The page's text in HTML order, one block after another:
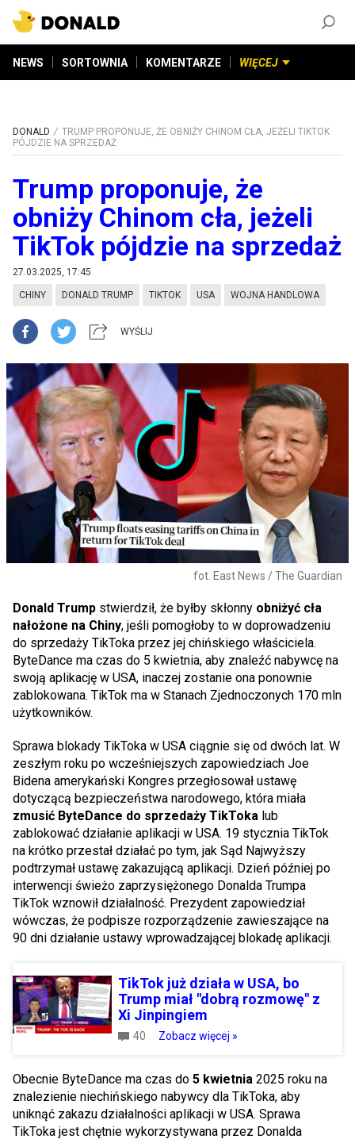
NEWS SORTOWNIA KOMENTARZE WIĘCEJ
DONALD
TRUMP PROPONUJE, ŻE OBNIŻY CHINOM CŁA, JEŻELI TIKTOK
PÓJDZIE NA SPRZEDAŻ
Trump proponuje, że
obniży Chinom cła, jeżeli
TikTok pójdzie na sprzedaż
27.03.2025, 17:45
CHINY DONALD TRUMP TIKTOK USA WOJNA HANDLOWA
WYŚLIJ
fot. East News / The Guardian
Donald Trump stwierdził, że byłby skłonny obniżyć cła
nałożone na Chiny, jeśli pomogłoby to w doprowadzeniu
do sprzedaży TikToka przez jej chińskiego właściciela.
ByteDance ma czas do 5 kwietnia, aby znaleźć nabywcę na
swoją aplikację w USA, inaczej zostanie ona ponownie
zablokowana. TikTok ma w Stanach Zjednoczonych 170 mln
użytkowników.
Sprawa blokady TikToka w USA ciągnie się od dwóch lat. W
zeszłym roku po wcześniejszych zapowiedziach Joe
Bidena amerykański Kongres przegłosował ustawę
dotyczącą bezpieczeństwa narodowego, która miała
zmusić ByteDance do sprzedaży TikToka lub
zablokować działanie aplikacji w USA. 19 stycznia TikTok
na krótko przestał działać po tym, jak Sąd Najwyższy
podtrzymał ustawę zakazującą aplikacji. Dzień później po
interwencji świeżo zaprzysiężonego Donalda Trumpa
TikTok wznowił działalność. Prezydent zapowiedział
wówczas, że podpisze rozporządzenie zawieszające na
90 dni działanie ustawy wprowadzającej blokadę aplikacji.
TikTok już działa w USA, bo
Trump miał "dobrą rozmowę" z
Xi Jinpingiem
40 Zobacz więcej »
Obecnie ByteDance ma czas do 5 kwietnia 2025 roku na
znalezienie niechińskiego nabywcy dla TikToka, aby
uniknąć zakazu działalności aplikacji w USA.​ Sprawa
TikToka jest chętnie wykorzystywana przez Donalda